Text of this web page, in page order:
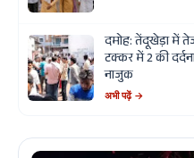
दमोह: तेंदूखेड़ा में
टक्कर में 2 की
नाजुक
अभी पढ़ें →